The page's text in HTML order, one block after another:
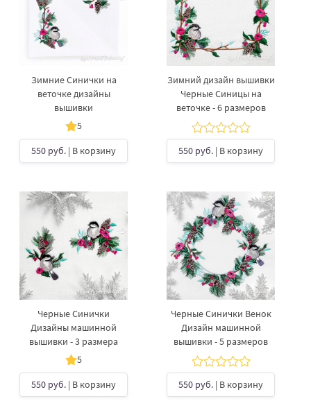
Зимние Синички на
веточке дизайны
вышивки
5
550 руб. | В корзину
Зимний дизайн вышивки
Черные Синицы на
веточке - 6 размеров
550 руб. | В корзину
Черные Синички
Дизайны машинной
вышивки - 3 размера
5
550 руб. | В корзину
Черные Синички Венок
Дизайн машинной
вышивки - 5 размеров
550 руб. | В корзину